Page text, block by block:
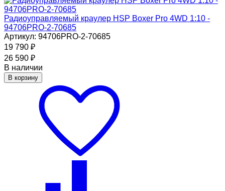
Радиоуправляемый краулер HSP Boxer Pro 4WD 1:10 -
94706PRO-2-70685
Артикул: 94706PRO-2-70685
19 790 ₽
26 590 ₽
В наличии
В корзину